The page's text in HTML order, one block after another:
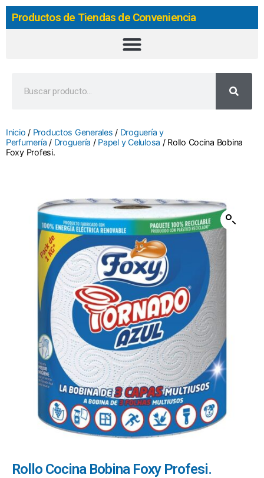
Productos de Tiendas de Conveniencia
Inicio / Productos Generales / Droguería y
Perfumería / Droguería / Papel y Celulosa / Rollo Cocina Bobina
Foxy Profesi.
Rollo Cocina Bobina Foxy Profesi.